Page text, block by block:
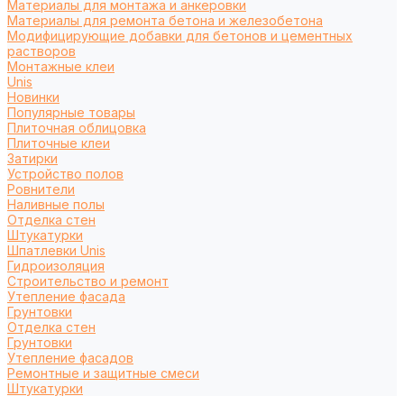
Материалы для монтажа и анкеровки
Материалы для ремонта бетона и железобетона
Модифицирующие добавки для бетонов и цементных
растворов
Монтажные клеи
Unis
Новинки
Популярные товары
Плиточная облицовка
Плиточные клеи
Затирки
Устройство полов
Ровнители
Наливные полы
Отделка стен
Штукатурки
Шпатлевки Unis
Гидроизоляция
Строительство и ремонт
Утепление фасада
Грунтовки
Отделка стен
Грунтовки
Утепление фасадов
Ремонтные и защитные смеси
Штукатурки